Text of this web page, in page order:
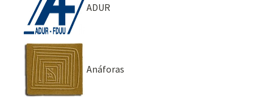
ADUR
Anáforas